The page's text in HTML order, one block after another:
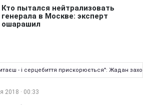
- і серцебиття прискорюється": Жадан
2018 · 00:33